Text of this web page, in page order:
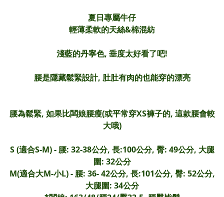
夏日專屬牛仔
輕薄柔軟的天絲&棉混紡
淺藍的丹寧色, 垂度太好看了吧!
腰是隱藏鬆緊設計, 肚肚有肉的也能穿的漂亮
腰為鬆緊, 如果比闆娘腰瘦(或平常穿XS褲子的, 這款腰會較
大哦)
S (適合S-M) - 腰: 32-38公分, 長:100公分, 臀: 49公分, 大腿
圍: 32公分
M(適合大M-小L) - 腰: 36- 42公分, 長:101公分, 臀: 52公分,
大腿圍: 34公分